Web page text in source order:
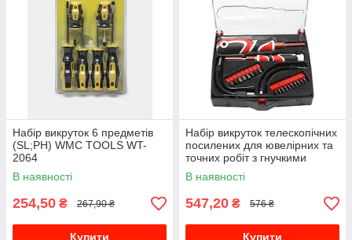
Набір викруток 6 предметів
(SL;PH) WMC TOOLS WT-
2064
В наявності
254,50 ₴ 267,90 ₴
Купити
Набір викруток телескопічних
посилених для ювелірних та
точних робіт з гнучкими
подовжувачами та
комплектом біт 22 предметів
В наявності
547,20 ₴ 576 ₴
Купити